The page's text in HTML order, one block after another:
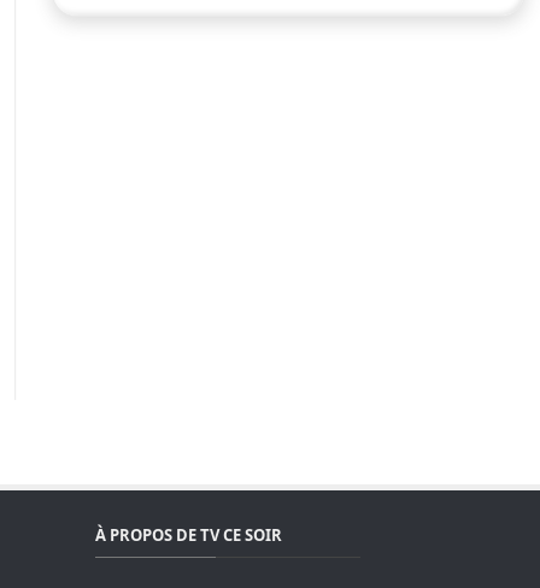
À PROPOS DE TV CE SOIR